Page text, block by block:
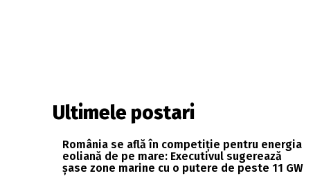
Ultimele postari
România se află în competiție pentru energia
eoliană de pe mare: Executivul sugerează
șase zone marine cu o putere de peste 11 GW